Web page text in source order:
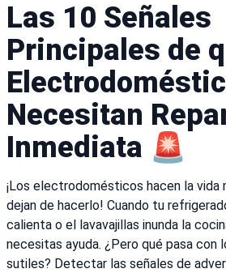
Las 10 Señales
Principales de
Necesitan
Inmediata 🚨
¡Los electrodomésticos hacen la
dejan de hacerlo! Cuando tu
calienta o el lavavajillas inunda la
necesitas ayuda. ¿Pero qué pasa con
sutiles? Detectar las señales de